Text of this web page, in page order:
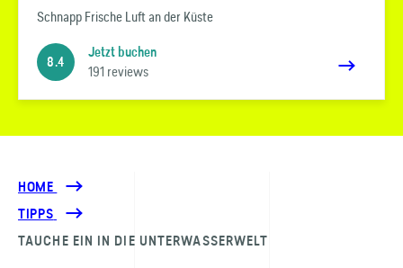
Schnapp Frische Luft an der Küste
8.4
Jetzt buchen
191 reviews
HOME
TIPPS
TAUCHE EIN IN DIE UNTERWASSER­WELT